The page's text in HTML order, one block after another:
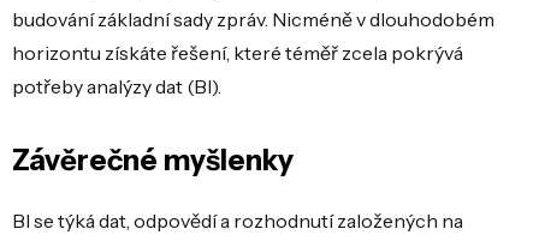
budování základní sady zpráv. Nicméně v dlouhodobém
horizontu získáte řešení, které téměř zcela pokrývá
potřeby analýzy dat (BI).
Závěrečné myšlenky
BI se týká dat, odpovědí a rozhodnutí založených na